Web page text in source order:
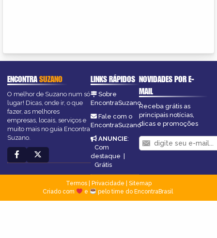
ENCONTRASUZANO
O melhor de Suzano num só
lugar! Dicas, onde ir, o que
fazer, as melhores
empresas, locais, serviços e
muito mais no guia Encontra
Suzano.
LINKS RÁPIDOS
Sobre
EncontraSuzano
Fale com o
EncontraSuzano
ANUNCIE:
Com
destaque |
Grátis
NOVIDADES POR E-
MAIL
Receba grátis as
principais notícias,
dicas e promoções
Termos| Privacidade
Sitemap
Criado com
e pelo time do EncontraBrasil